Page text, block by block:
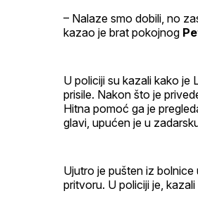
– Nalaze smo dobili, no
kazao je brat pokojnog
U policiji su kazali kako je
prisile. Nakon što je
Hitna pomoć ga je
glavi, upućen je u
Ujutro je pušten iz
pritvoru. U policiji je,